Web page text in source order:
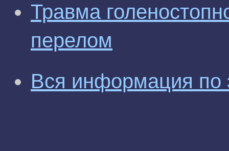
Травма
перелом
Вся информация по